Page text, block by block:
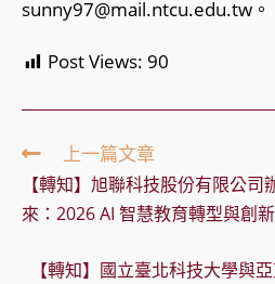
sunny97@mail.ntcu.edu.tw。
Post Views: 90
Read
more
articles
上一篇文章
【轉知】旭聯科技股份有限公
來：2026 AI 智慧教育轉型與創
【轉知】國立臺北科技大學與